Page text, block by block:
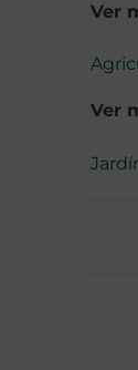
Ver
Ver